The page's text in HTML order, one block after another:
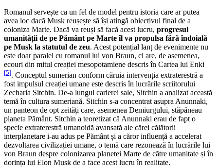
Romanul servește ca un fel de model pentru istoria care ar putea
avea loc dacă Musk reușește să își atingă obiectivul final de a
coloniza Marte. Dacă va reuși să facă acest lucru, progresul
umanității de pe Pământ pe Marte îl va propulsa fără îndoială
pe Musk la statutul de zeu. Acest potențial lanț de evenimente nu
este doar paralel cu romanul lui von Braun, ci are, de asemenea,
ecouri din mitul creației mesopotamiene descris în Cartea lui Enki
[5]. Conceptul sumerian conform căruia intervenția extraterestră a
fost impulsul creației umane este descris în lucrările scriitorului
Zecharia Sitchin. De-a lungul carierei sale, Sitchin a analizat această
temă în cultura sumeriană. Sitchin s-a concentrat asupra Anunnaki,
un panteon de opt zeități care, asemenea Demiurgului, stăpâneau
planeta Pământ. Sitchin a teoretizat că Anunnaki erau de fapt o
specie extraterestră umanoidă avansată ale cărei călătorii
interplanetare i-au adus pe Pământ și a căror influență a accelerat
dezvoltarea civilizației umane, o temă care rezonează în lucrările lui
von Braun despre colonizarea planetei Marte de către umanitate și în
dorința lui Elon Musk de a face acest lucru în realitate.